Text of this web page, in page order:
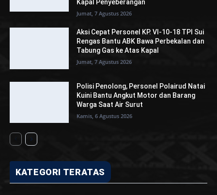
Kapal Penyeberangan
Jumat, 7 Agustus 2026
Aksi Cepat Personel KP. VI-10-18 TPI Sui
Rengas Bantu ABK Bawa Perbekalan dan
Tabung Gas ke Atas Kapal
Jumat, 7 Agustus 2026
Polisi Penolong, Personel Polairud Natai
Kuini Bantu Angkut Motor dan Barang
Warga Saat Air Surut
Kamis, 6 Agustus 2026
KATEGORI TERATAS